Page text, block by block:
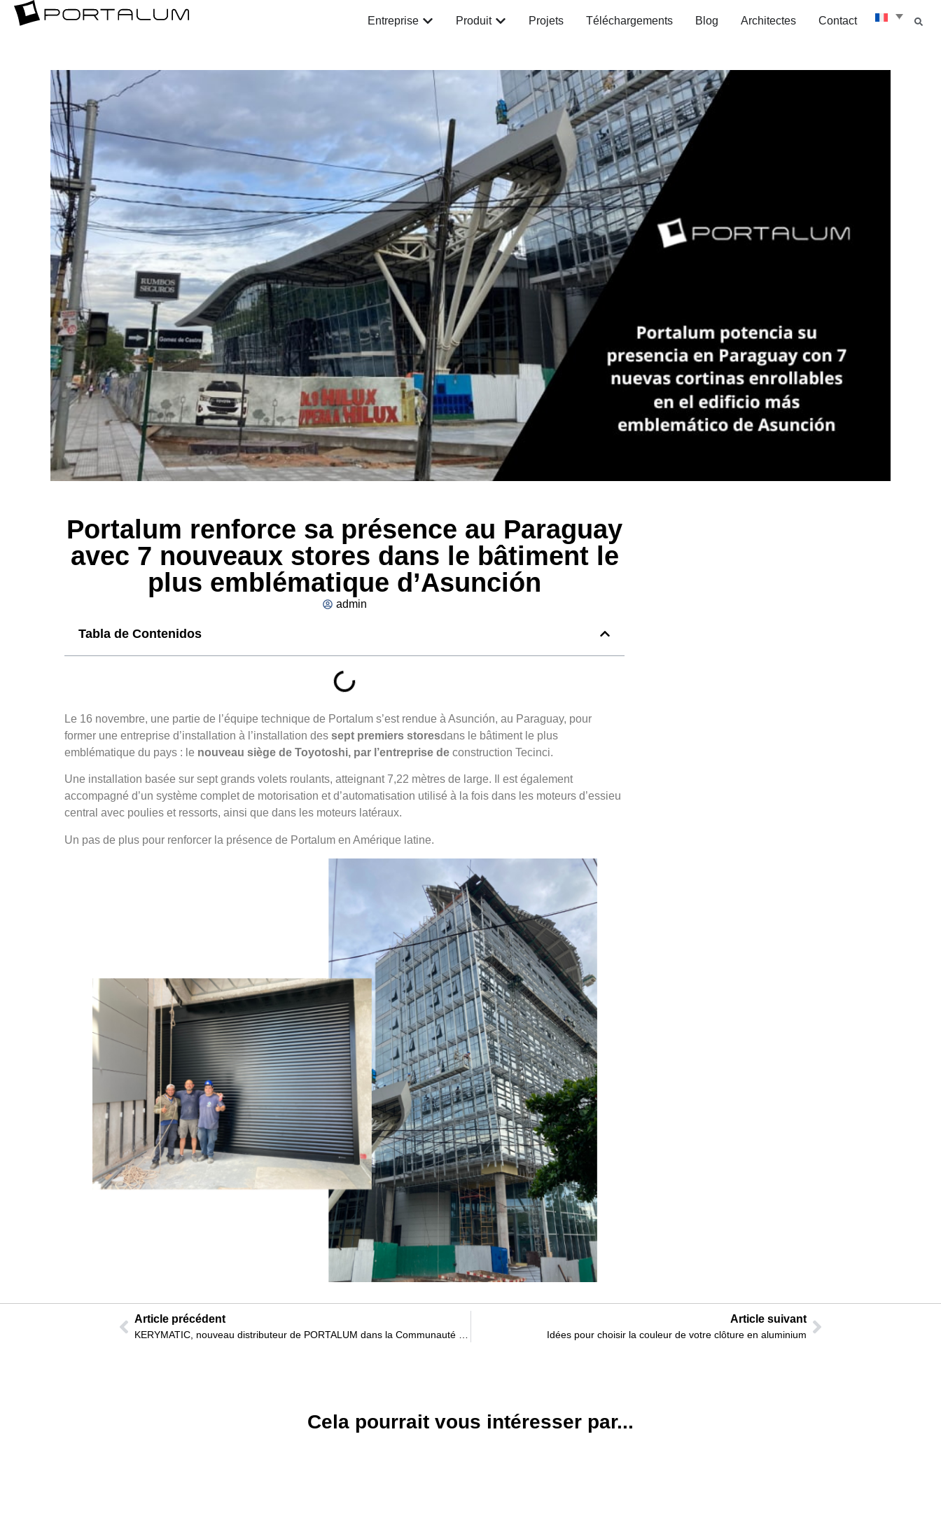
Entreprise Produit Projets Téléchargements Blog Architectes Contact
Portalum renforce sa présence au Paraguay
avec 7 nouveaux stores dans le bâtiment le
plus emblématique d’Asunción
admin
Tabla de Contenidos
Le 16 novembre, une partie de l’équipe technique de Portalum s’est rendue à Asunción, au Paraguay, pour
former une entreprise d’installation à l’installation des sept premiers storesdans le bâtiment le plus
emblématique du pays : le nouveau siège de Toyotoshi, par l’entreprise de construction Tecinci.
Une installation basée sur sept grands volets roulants, atteignant 7,22 mètres de large. Il est également
accompagné d’un système complet de motorisation et d’automatisation utilisé à la fois dans les moteurs d’essieu
central avec poulies et ressorts, ainsi que dans les moteurs latéraux.
Un pas de plus pour renforcer la présence de Portalum en Amérique latine.
Article précédent Article suivant
Idées pour choisir la couleur de votre clôture en aluminium
Cela pourrait vous intéresser par...